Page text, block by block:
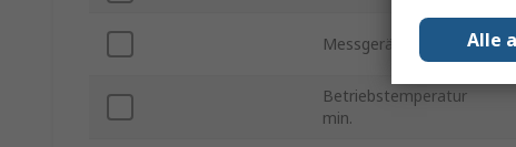
Messgerätgenauigkeit
Betriebstemperatur
min.
Alle